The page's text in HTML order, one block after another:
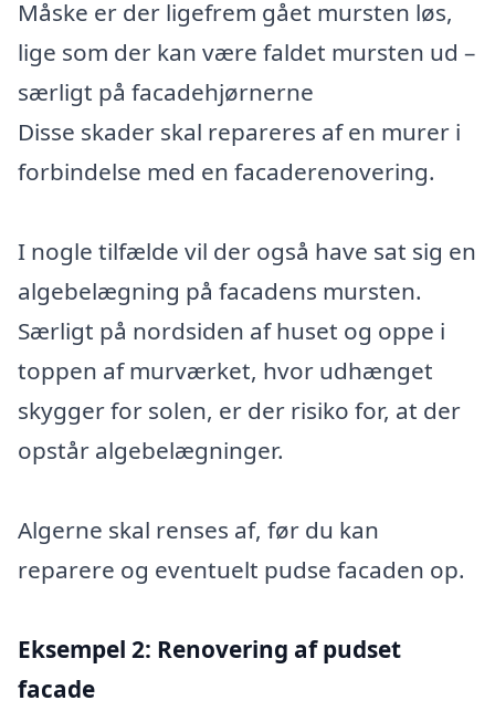
Måske er der ligefrem gået mursten løs,
lige som der kan være faldet mursten ud –
særligt på facadehjørnerne
Disse skader skal repareres af en murer i
forbindelse med en facaderenovering.
I nogle tilfælde vil der også have sat sig en
algebelægning på facadens mursten.
Særligt på nordsiden af huset og oppe i
toppen af murværket, hvor udhænget
skygger for solen, er der risiko for, at der
opstår algebelægninger.
Algerne skal renses af, før du kan
reparere og eventuelt pudse facaden op.
Eksempel 2: Renovering af pudset
facade